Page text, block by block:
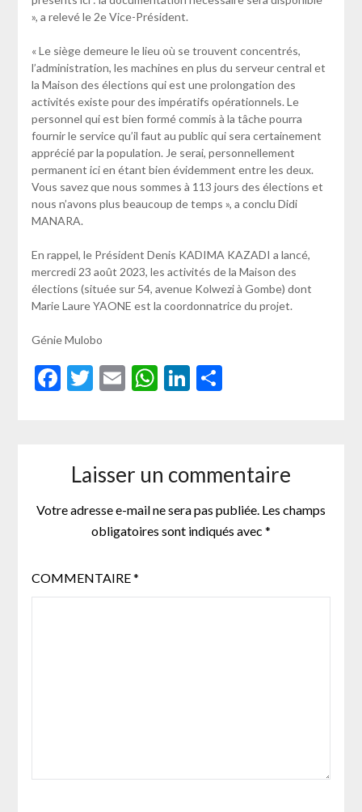
», a relevé le 2e Vice-Président.
« Le siège demeure le lieu où se trouvent concentrés,
l’administration, les machines en plus du serveur central et
la Maison des élections qui est une prolongation des
activités existe pour des impératifs opérationnels. Le
personnel qui est bien formé commis à la tâche pourra
fournir le service qu’il faut au public qui sera certainement
apprécié par la population. Je serai, personnellement
permanent ici en étant bien évidemment entre les deux.
Vous savez que nous sommes à 113 jours des élections et
nous n’avons plus beaucoup de temps », a conclu Didi
MANARA.
En rappel, le Président Denis KADIMA KAZADI a lancé,
mercredi 23 août 2023, les activités de la Maison des
élections (située sur 54, avenue Kolwezi à Gombe) dont
Marie Laure YAONE est la coordonnatrice du projet.
Génie Mulobo
Facebook
Twitter
EmailWhatsApp
LinkedIn
Partager
Laisser un commentaire
Votre adresse e-mail ne sera pas publiée. Les champs
obligatoires sont indiqués avec *
COMMENTAIRE*